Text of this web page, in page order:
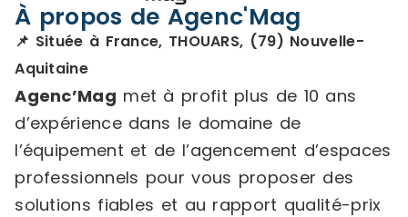
À propos de Agenc'Mag
📌 Située à France, THOUARS, (79) Nouvelle-
Aquitaine
Agenc’Mag met à profit plus de 10 ans
d’expérience dans le domaine de
l’équipement et de l’agencement d’espaces
professionnels pour vous proposer des
solutions fiables et au rapport qualité-prix